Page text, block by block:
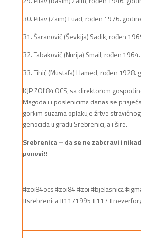
30. Pilav (Zaim) Fuad, rođen 1976.
31. Šaranović (Ševkija) Sadik, rođen
32. Tabaković (Nurija) Smail, rođen
33. Tihić (Mustafa) Hamed, rođen 1928.
KJP ZOI'84 OCS, sa direktorom
Magoda i uposlenicima danas se
gorkim suzama oplakuje žrtve
genocida u gradu Srebrenici, a i šire.
Srebrenica – da se ne zaboravi i
ponovi!!
#zoi84ocs #zoi84 #zoi #bjelasnica
#srebrenica #1171995 #117